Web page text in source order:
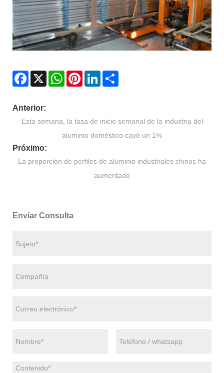
Facebook
X WhatsAppPinterestLinkedIn
Anterior:
Esta semana, la tasa de inicio semanal de la industria del
aluminio doméstico cayó un 1%
Próximo:
La proporción de perfiles de aluminio industriales chinos ha
aumentado
Enviar Consulta